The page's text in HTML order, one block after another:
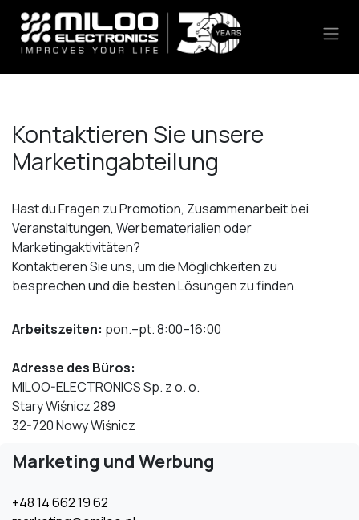
Zum Inhalt springen
Kontaktieren Sie unsere
Marketingabteilung
Hast du Fragen zu Promotion, Zusammenarbeit bei
Veranstaltungen, Werbematerialien oder
Marketingaktivitäten?
Kontaktieren Sie uns, um die Möglichkeiten zu
besprechen und die besten Lösungen zu finden.
Arbeitszeiten: pon.–pt. 8:00–16:00
Adresse des Büros:
MILOO-ELECTRONICS Sp. z o. o.
Stary Wiśnicz 289
32-720 Nowy Wiśnicz
Marketing und Werbung
+48 14 662 19 62